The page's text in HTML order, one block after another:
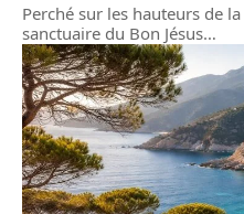
Perché sur les hauteurs de
sanctuaire du Bon Jésus…